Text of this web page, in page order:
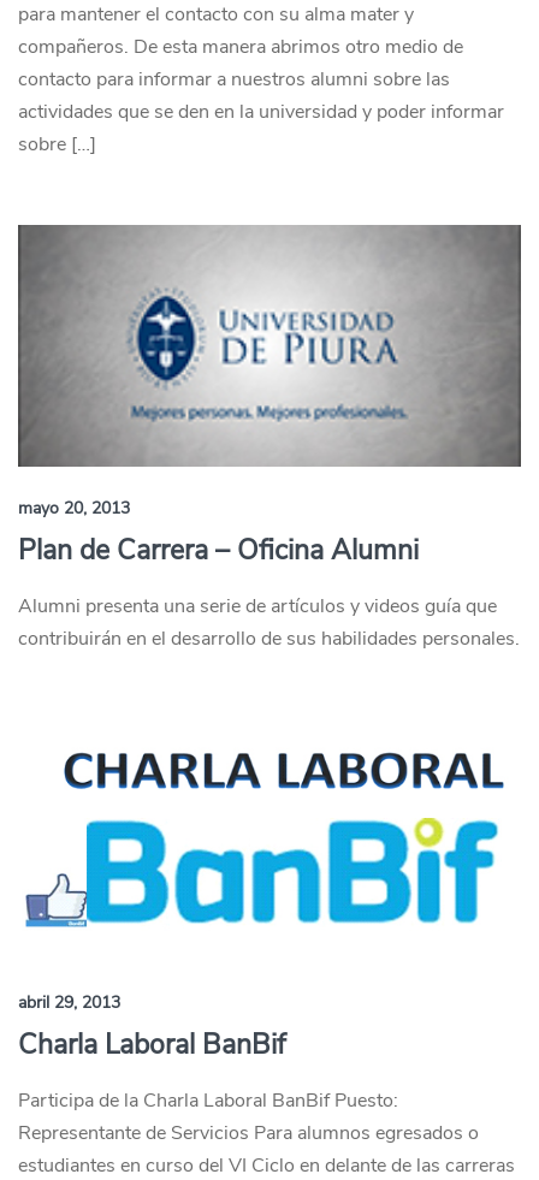
para mantener el contacto con su alma mater y
compañeros. De esta manera abrimos otro medio de
contacto para informar a nuestros alumni sobre las
actividades que se den en la universidad y poder informar
sobre […]
mayo 20, 2013
Plan de Carrera – Oficina Alumni
Alumni presenta una serie de artículos y videos guía que
contribuirán en el desarrollo de sus habilidades personales.
abril 29, 2013
Charla Laboral BanBif
Participa de la Charla Laboral BanBif Puesto:
Representante de Servicios Para alumnos egresados o
estudiantes en curso del VI Ciclo en delante de las carreras